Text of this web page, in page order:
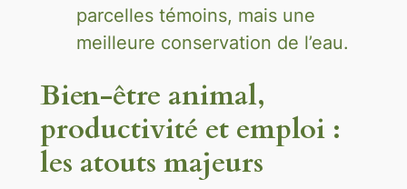
parcelles témoins, mais une
meilleure conservation de l’eau.
Bien-être animal,
productivité et emploi :
les atouts majeurs